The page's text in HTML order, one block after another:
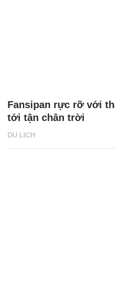
DU LỊCH
Fansipan rực rỡ với
tới tận chân trời